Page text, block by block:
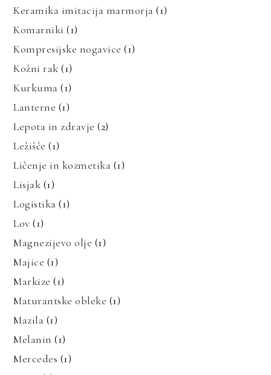
Keramika imitacija marmorja (1)
Komarniki (1)
Kompresijske nogavice (1)
Kožni rak (1)
Kurkuma (1)
Lanterne (1)
Lepota in zdravje (2)
Ležišče (1)
Ličenje in kozmetika (1)
Lisjak (1)
Logistika (1)
Lov (1)
Magnezijevo olje (1)
Majice (1)
Markize (1)
Maturantske obleke (1)
Mazila (1)
Melanin (1)
Mercedes (1)